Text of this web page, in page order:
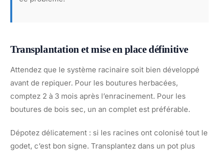
Transplantation et mise en place définitive
Attendez que le système racinaire soit bien développé
avant de repiquer. Pour les boutures herbacées,
comptez 2 à 3 mois après l’enracinement. Pour les
boutures de bois sec, un an complet est préférable.
Dépotez délicatement : si les racines ont colonisé tout le
godet, c’est bon signe. Transplantez dans un pot plus